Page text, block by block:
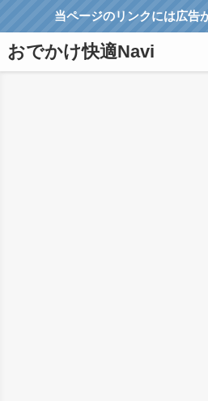
当ページのリンクには広告
おでかけ快適Navi